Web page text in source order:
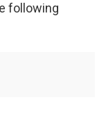
following